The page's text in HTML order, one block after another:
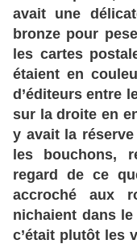
avait une
bronze pour
les cartes
étaient en
d’éditeurs entre
sur la droite en
y avait la
les bouchons,
regard de ce
accroché aux
nichaient dans
c’était plutôt les